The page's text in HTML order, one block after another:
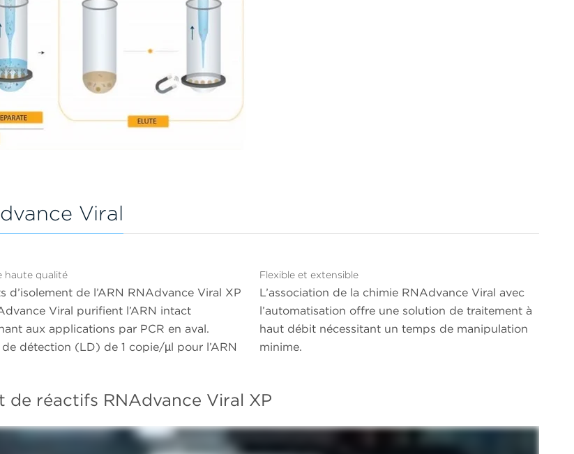
Viral
haute qualité
d’isolement de l’ARN RNAdvance Viral XP
Viral purifient l’ARN intact
aux applications par PCR en aval.
détection (LD) de 1 copie/µl pour l’ARN
Flexible et extensible
L’association de la chimie RNAdvance Viral avec
l’automatisation offre une solution de traitement à
haut débit nécessitant un temps de manipulation
minime.
réactifs RNAdvance Viral XP